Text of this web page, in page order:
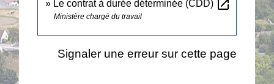
Le contrat à durée déterminée (CDD) open_in_new
Ministère chargé du travail
Signaler une erreur sur cette page